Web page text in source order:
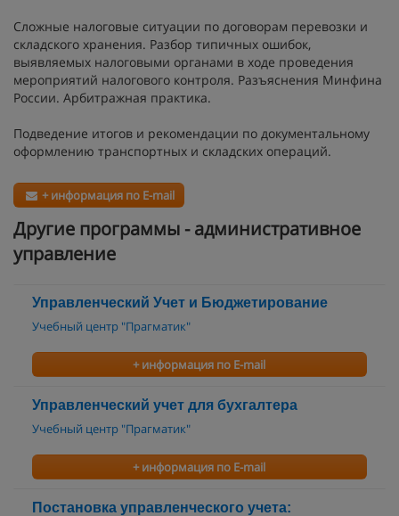
Сложные налоговые ситуации по договорам перевозки и
складского хранения. Разбор типичных ошибок,
выявляемых налоговыми органами в ходе проведения
мероприятий налогового контроля. Разъяснения Минфина
России. Арбитражная практика.
Подведение итогов и рекомендации по документальному
оформлению транспортных и складских операций.
+ информация по E-mail
Другие программы - административное
управление
Управленческий Учет и Бюджетирование
Учебный центр "Прагматик"
+ информация по E-mail
Управленческий учет для бухгалтера
Учебный центр "Прагматик"
+ информация по E-mail
Постановка управленческого учета: